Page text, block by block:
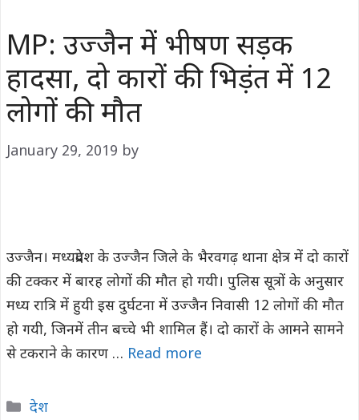
MP: उज्जैन में भीषण सड़क
हादसा, दो कारों की भिड़ंत में 12
लोगों की मौत
January 29, 2019 by
उज्जैन। मध्यप्रदेश के उज्जैन जिले के भैरवगढ़ थाना क्षेत्र में दो कारों
की टक्कर में बारह लोगों की मौत हो गयी। पुलिस सूत्रों के अनुसार
मध्य रात्रि में हुयी इस दुर्घटना में उज्जैन निवासी 12 लोगों की मौत
हो गयी, जिनमें तीन बच्चे भी शामिल हैं। दो कारों के आमने सामने
से टकराने के कारण … Read more
Categories
देश